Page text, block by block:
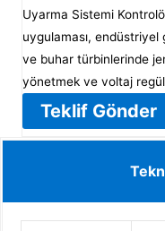
Uyarma Sistemi
uygulaması,
ve buhar türbinlerinde
yönetmek ve voltaj
Teklif Gönder